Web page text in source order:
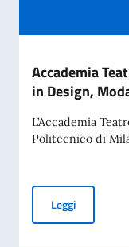
Accademia
in Design,
L’Accademia
Politecnico di
Leggi